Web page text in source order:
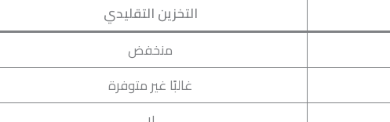
التخزين التقليدي
منخفض
غالبًا غير متوفرة